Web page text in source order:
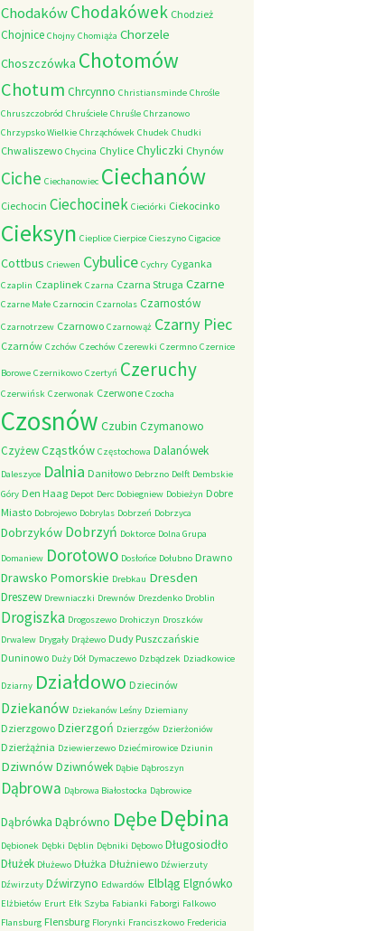
ChodakówChodakówek Chodzież
Chojnice Chojny Chomiąża Chorzele
Choszczówka Chotomów
Chotum Chrcynno Christiansminde Chrośle
Chruszczobród Chruściele Chruśle Chrzanowo
Chrzypsko Wielkie Chrząchówek Chudek Chudki
Chwaliszewo Chycina Chylice Chyliczki Chynów
Ciche Ciechanowiec Ciechanów
Ciechocin Ciechocinek Cieciórki Ciekocinko
Cieksyn Cieplice Cierpice Cieszyno Cigacice
Cottbus Criewen Cybulice Cychry Cyganka
Czaplin Czaplinek Czarna Czarna Struga Czarne
Czarne Małe Czarnocin Czarnolas Czarnostów
Czarnotrzew Czarnowo Czarnowąż Czarny Piec
Czarnów Czchów Czechów Czerewki Czermno Czernice
Borowe Czernikowo Czertyń Czeruchy
Czerwińsk Czerwonak Czerwone Czocha
Czosnów Czubin Czymanowo
CzyżewCząstków Częstochowa Dalanówek
Daleszyce Dalnia Daniłowo Debrzno Delft Dembskie
Góry Den Haag Depot Derc Dobiegniew Dobieżyn Dobre
Miasto Dobrojewo Dobrylas Dobrzeń Dobrzyca
Dobrzyków Dobrzyń Doktorce Dolna Grupa
Domaniew Dorotowo Dosłońce Dołubno Drawno
Drawsko Pomorskie Drebkau Dresden
Dreszew Drewniaczki Drewnów Drezdenko Droblin
Drogiszka Drogoszewo Drohiczyn Droszków
Drwalew Drygały Drążewo Dudy Puszczańskie
Duninowo Duży Dół Dymaczewo Dzbądzek Dziadkowice
Dziarny Działdowo Dziecinów
Dziekanów Dziekanów Leśny Dziemiany
Dzierzgowo Dzierzgoń Dzierzgów Dzierżoniów
Dzierżążnia Dziewierzewo Dziećmirowice Dziunin
DziwnówDziwnówek Dąbie Dąbroszyn
Dąbrowa Dąbrowa Białostocka Dąbrowice
Dąbrówka Dąbrówno Dębe Dębina
Dębionek Dębki Dęblin Dębniki Dębowo Długosiodło
Dłużek Dłużewo Dłużka Dłużniewo Dźwierzuty
Dźwirzuty Dźwirzyno Edwardów Elbląg Elgnówko
Elżbietów Erurt Ełk Szyba Fabianki Faborgi Falkowo
Flansburg Flensburg Florynki Franciszkowo Fredericia